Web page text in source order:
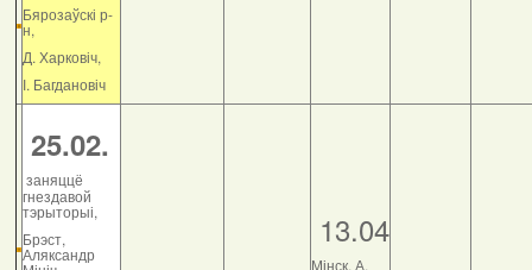
Бярозаўскі р-
н,
Д. Харковіч,
І. Багдановіч
25.02.
заняццё
гнездавой
тэрыторыі,
Брэст,
Аляксандр
13.04
Мінск, А.